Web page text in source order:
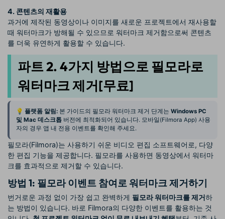
4. 콘텐츠의 재활용
과거에 제작된 동영상이나 이미지를 새로운 프로젝트에서 재사용할
때 워터마크가 방해될 수 있으므로 워터마크 제거함으로써 콘텐츠
를 더욱 유연하게 활용할 수 있습니다.
파트 2. 4가지 방법으로 필모라로
워터마크 제거[무료]
💡 플랫폼 알림:본 가이드의 필모라 워터마크 제거 단계는 Windows PC
및 Mac 데스크톱버전에 최적화되어 있습니다. 모바일(Filmora App) 사용
자의 경우 앱 내 전용 이벤트를 확인해 주세요.
필모라(Filmora)는 사용하기 쉬운 비디오 편집 소프트웨어로, 다양
한 편집 기능을 제공합니다. 필모라를 사용하면 동영상에서 워터마
크를 효과적으로 제거할 수 있습니다.
방법 1: 필모라 이벤트 참여로 워터마크 제거하기
번거로운 과정 없이 가장 쉽고 완벽하게 필모라 워터마크를 제거하
는 방법이 있습니다. 바로 Filmora의 다양한 이벤트를 활용하는 것